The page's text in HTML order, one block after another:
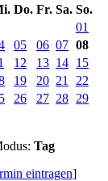
Do. Fr. Sa. So.
01
05 06 07 08
12 13 14 15
19 20 21
22
26 27 28 29
Tag
eintragen]